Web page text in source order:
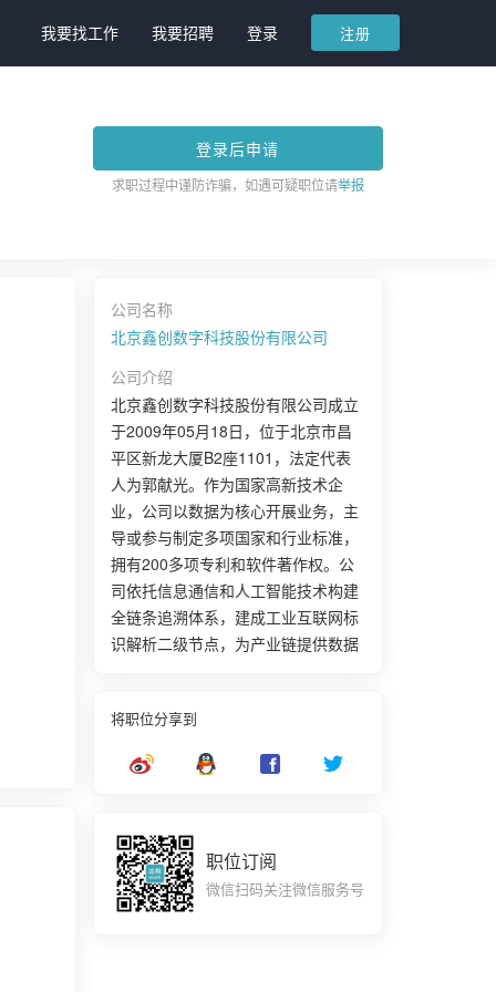
我要找工作 我要招聘 登录 注册
登录后申请
求职过程中谨防诈骗，如遇可疑职位请举报
公司名称
北京鑫创数字科技股份有限公司
公司介绍
北京鑫创数字科技股份有限公司成立
于2009年05月18日，位于北京市昌
平区新龙大厦B2座1101，法定代表
人为郭献光。作为国家高新技术企
业，公司以数据为核心开展业务，主
导或参与制定多项国家和行业标准，
拥有200多项专利和软件著作权。公
司依托信息通信和人工智能技术构建
全链条追溯体系，建成工业互联网标
识解析二级节点，为产业链提供数据
科技股份有限公司近年来获得2025年
国家级专精特新“小巨人”企业、2025
年国家级工业互联网“链网协同”典型
荣誉。该公司依托北京中关村高新科
技园区的区位优势，在工业互联网与
物联网领域形成技术积累，拥有100
余项自主知识产权及专利，牵头制定
将职位分享到
职位订阅
微信扫码关注微信服务号